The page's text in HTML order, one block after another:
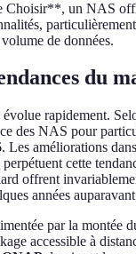
Choisir**, un NAS
de données.
du
rapidement.
des NAS pour
Les améliorations
cette
offrent
années
par la montée
accessible à